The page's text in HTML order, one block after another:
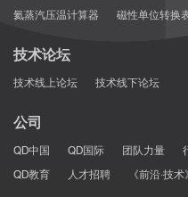
氦蒸汽压温计算器
磁性单位转换
技术论坛
技术线上论坛 技术线下论坛
公司
QD中国 QD国际 团队力量
QD教育
人才招聘 《前沿·技术》